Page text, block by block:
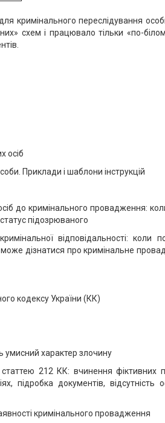
кримінального переслідування
схем і працювало тільки «по-
осіб
Приклади і шаблони інструкцій
до кримінального провадження:
підозрюваного
відповідальності: коли
дізнатися про кримінальне
кодексу України (КК)
умисний характер злочину
212 КК: вчинення фіктивних
підробка документів, відсутність
кримінального провадження